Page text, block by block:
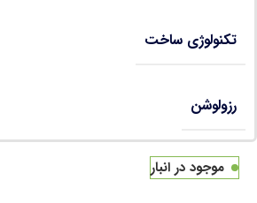
تکنولوژی ساخت
رزولوشن
موجود در انبار